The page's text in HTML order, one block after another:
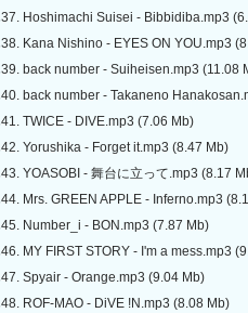
37. Hoshimachi Suisei - Bibbidiba.mp3
38. Kana Nishino - EYES ON YOU.mp3
39. back number - Suiheisen.mp3 (11.08
40. back number - Takaneno
41. TWICE - DIVE.mp3 (7.06 Mb)
42. Yorushika - Forget it.mp3 (8.47 Mb)
43. YOASOBI - 舞台に立って.mp3 (8.17
44. Mrs. GREEN APPLE - Inferno.mp3
45. Number_i - BON.mp3 (7.87 Mb)
46. MY FIRST STORY - I'm a mess.mp3
47. Spyair - Orange.mp3 (9.04 Mb)
48. ROF-MAO - DiVE !N.mp3 (8.08 Mb)